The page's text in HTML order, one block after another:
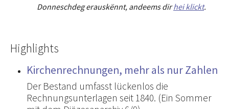
Donneschdeg erauskënnt, andeems dirhei klickt.
Highlights
Kirchenrechnungen, mehr als nur Zahlen
Der Bestand umfasst lückenlos die
Rechnungsunterlagen seit 1840. (Ein Sommer